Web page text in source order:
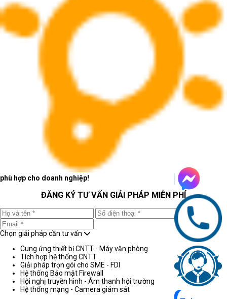
phù hợp cho doanh nghiệp!
ĐĂNG KÝ TƯ VẤN GIẢI PHÁP MIỄN PHÍ
Chọn giải pháp cần tư vấn
Cung ứng thiết bị CNTT - Máy văn phòng
Tích hợp hệ thống CNTT
Giải pháp trọn gói cho SME - FDI
Hệ thống Bảo mật Firewall
Hội nghị truyền hình - Âm thanh hội trường
Hệ thống mạng - Camera giám sát